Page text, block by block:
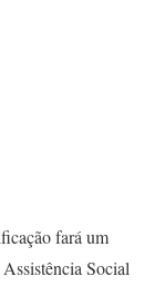
fará um
Social